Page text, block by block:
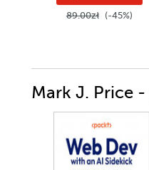
89.00zł (-45%)
Mark J. Price